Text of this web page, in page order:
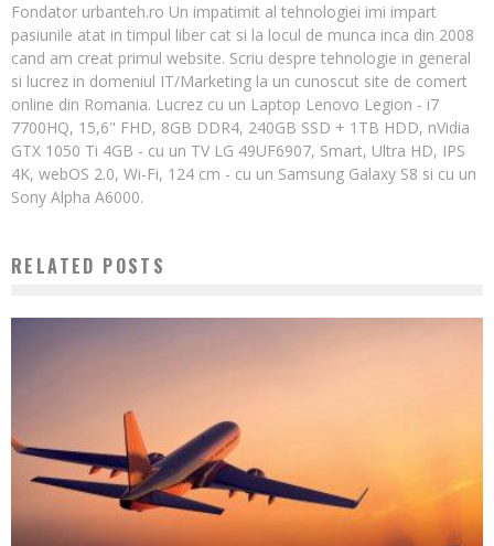
Fondator urbanteh.ro Un impatimit al tehnologiei imi impart
pasiunile atat in timpul liber cat si la locul de munca inca din 2008
cand am creat primul website. Scriu despre tehnologie in general
si lucrez in domeniul IT/Marketing la un cunoscut site de comert
online din Romania. Lucrez cu un Laptop Lenovo Legion - i7
7700HQ, 15,6" FHD, 8GB DDR4, 240GB SSD + 1TB HDD, nVidia
GTX 1050 Ti 4GB - cu un TV LG 49UF6907, Smart, Ultra HD, IPS
4K, webOS 2.0, Wi-Fi, 124 cm - cu un Samsung Galaxy S8 si cu un
Sony Alpha A6000.
RELATED POSTS